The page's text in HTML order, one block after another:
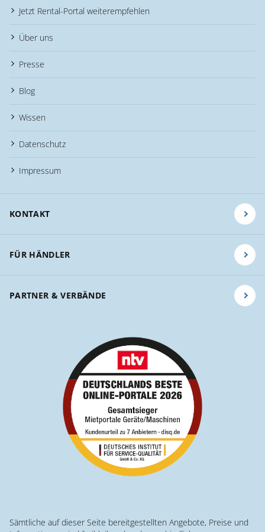
Jetzt Rental-Portal weiterempfehlen
Über uns
Presse
Blog
Wissen
Datenschutz
Impressum
KONTAKT
FÜR HÄNDLER
PARTNER & VERBÄNDE
Sämtliche auf dieser Seite bereitgestellten Angebote, Preise und